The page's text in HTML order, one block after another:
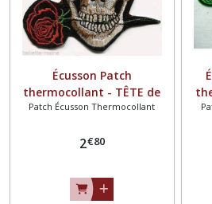
Écusson Patch
thermocollant - TÊTE de
MORT ROSE ROUGE ** 9,5 x
repasser
Patch Écusson Thermocollant
2€80